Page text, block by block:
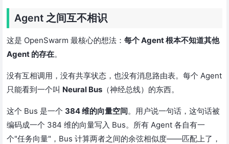
Agent 之间互不相识
这是 OpenSwarm 最核心的想法： 每个 Agent 根本不知道其他
Agent 的存在。
没有互相调用，没有共享状态，也没有消息路由表。每个 Agent
只能看到一个叫 Neural Bus （神经总线）的东西。
这个 Bus 是一个 384 维的向量空间。用户说一句话，这句话被
编码成一个 384 维的向量写入 Bus。所有 Agent 各自有一
个"任务向量"，Bus 计算两者之间的余弦相似度——匹配上了，